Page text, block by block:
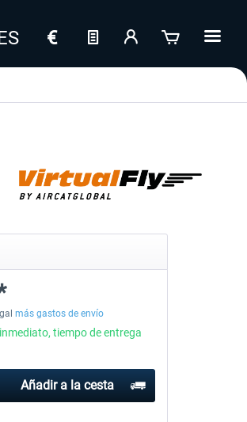
más gastos de envío
tiempo de entrega
Añadir a la cesta